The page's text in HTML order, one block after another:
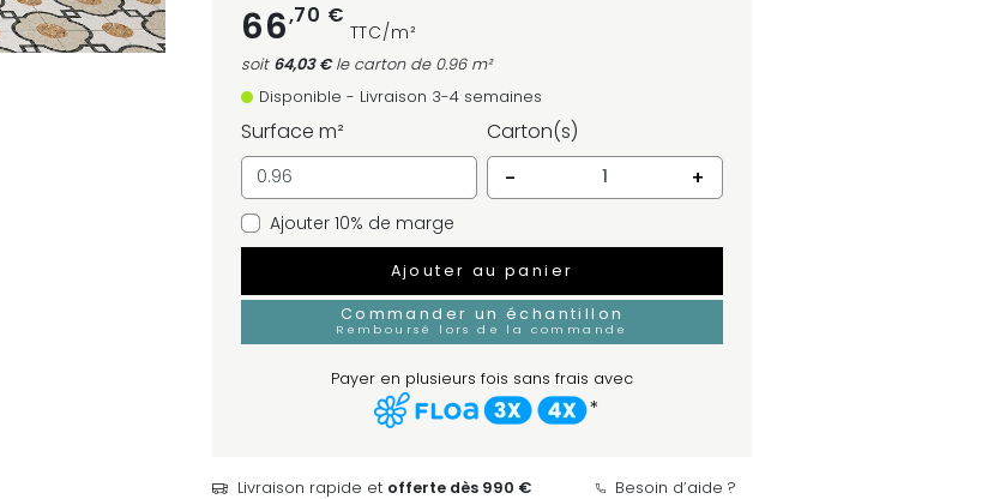
66,70 €
TTC/m²
soit 64,03 €le carton de 0.96 m²
Disponible - Livraison 3-4 semaines
Surface m²
Carton(s)
-
+
Ajouter 10% de marge
Ajouter au panier
Commander un échantillon
Remboursé lors de la commande
Payer en plusieurs fois sans frais avec
*
Livraison rapide et offerte dès 990 €
Besoin d’aide ?